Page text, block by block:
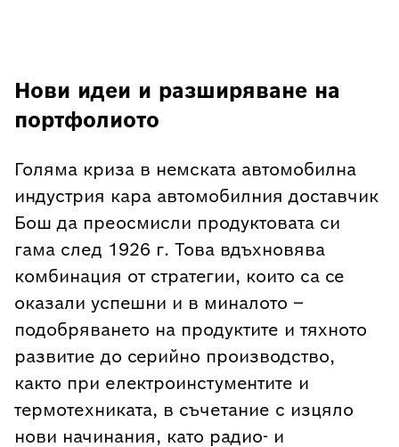
Нови идеи и разширяване на
портфолиото
Голяма криза в немската автомобилна
индустрия кара автомобилния доставчик
Бош да преосмисли продуктовата си
гама след 1926 г. Това вдъхновява
комбинация от стратегии, които са се
оказали успешни и в миналото –
подобряването на продуктите и тяхното
развитие до серийно производство,
както при електроинстументите и
термотехниката, в съчетание с изцяло
нови начинания, като радио- и